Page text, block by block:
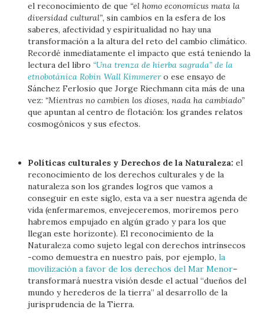
el reconocimiento de que “el homo economicus mata la
diversidad cultural”,sin cambios en la esfera de los
saberes, afectividad y espiritualidad no hay una
transformación a la altura del reto del cambio climático.
Recordé inmediatamente el impacto que está teniendo la
lectura del libro “Una trenza de hierba sagrada” de la
etnobotánica Robin Wall Kimmerero ese ensayo de
Sánchez Ferlosio que Jorge Riechmann cita más de una
vez: “Mientras no cambien los dioses, nada ha cambiado”
que apuntan al centro de flotación: los grandes relatos
cosmogónicos y sus efectos.
Políticas culturales y Derechos de la Naturaleza: el
reconocimiento de los derechos culturales y de la
naturaleza son los grandes logros que vamos a
conseguir en este siglo, esta va a ser nuestra agenda de
vida (enfermaremos, envejeceremos, moriremos pero
habremos empujado en algún grado y para los que
llegan este horizonte). El reconocimiento de la
Naturaleza como sujeto legal con derechos intrínsecos
-como demuestra en nuestro país, por ejemplo,la
movilización a favor de los derechos del Mar Menor–
transformará nuestra visión desde el actual “dueños del
mundo y herederos de la tierra” al desarrollo de la
jurisprudencia de la Tierra.